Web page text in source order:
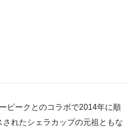
ピークとのコラボで2014年に順
れたシェラカップの元祖ともな